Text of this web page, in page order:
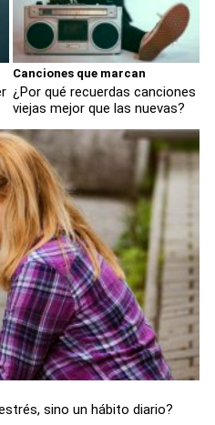
Canciones que marcan
¿Por qué recuerdas canciones
viejas mejor que las nuevas?
sino un hábito diario?